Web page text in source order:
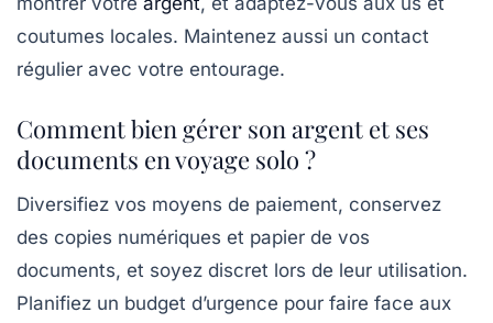
coutumes locales. Maintenez aussi un contact
régulier avec votre entourage.
Comment bien gérer son argent et ses
documents en voyage solo ?
Diversifiez vos moyens de paiement, conservez
des copies numériques et papier de vos
documents, et soyez discret lors de leur utilisation.
Planifiez un budget d’urgence pour faire face aux